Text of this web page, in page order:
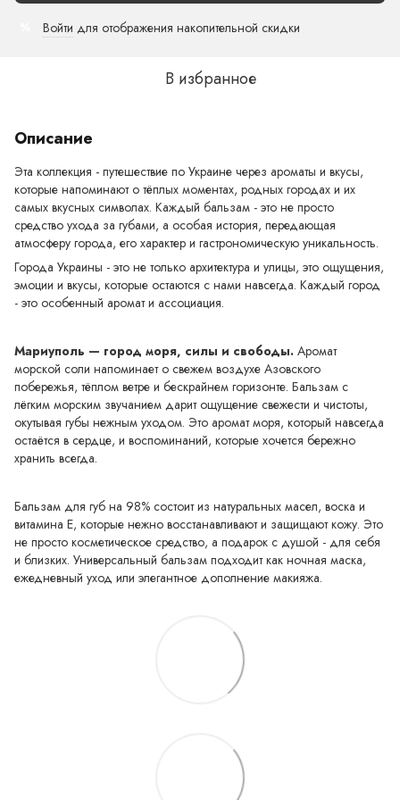
Войти для отображения накопительной скидки
В избранное
Описание
Эта коллекция - путешествие по Украине через ароматы и вкусы,
которые напоминают о тёплых моментах, родных городах и их
самых вкусных символах. Каждый бальзам - это не просто
средство ухода за губами, а особая история, передающая
атмосферу города, его характер и гастрономическую уникальность.
Города Украины - это не только архитектура и улицы, это ощущения,
эмоции и вкусы, которые остаются с нами навсегда. Каждый город
- это особенный аромат и ассоциация.
Мариуполь — город моря, силы и свободы. Аромат
морской соли напоминает о свежем воздухе Азовского
побережья, тёплом ветре и бескрайнем горизонте. Бальзам с
лёгким морским звучанием дарит ощущение свежести и чистоты,
окутывая губы нежным уходом. Это аромат моря, который навсегда
остаётся в сердце, и воспоминаний, которые хочется бережно
хранить всегда.
Бальзам для губ на 98% состоит из натуральных масел, воска и
витамина Е, которые нежно восстанавливают и защищают кожу. Это
не просто косметическое средство, а подарок с душой - для себя
и близких. Универсальный бальзам подходит как ночная маска,
ежедневный уход или элегантное дополнение макияжа.